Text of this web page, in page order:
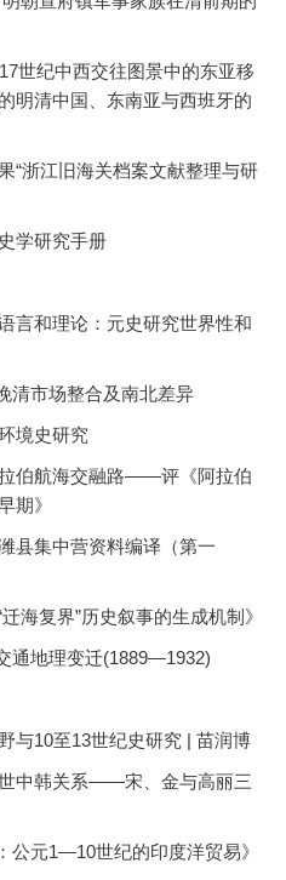
世纪中西交往图景中的东亚移
明清中国、东南亚与西班牙的
“浙江旧海关档案文献整理与研
学研究手册
言和理论：元史研究世界性和
清市场整合及南北差异
境史研究
伯航海交融路——评《阿拉伯
期》
县集中营资料编译（第一
海复界”历史叙事的生成机制》
通地理变迁(1889—1932)
与10至13世纪史研究 | 苗润博
中韩关系——宋、金与高丽三
公元1—10世纪的印度洋贸易》